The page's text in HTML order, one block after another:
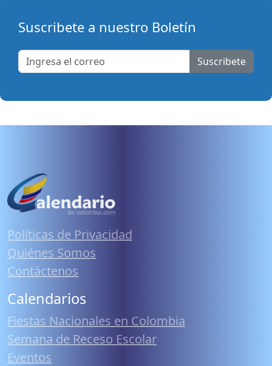
Suscribete a nuestro Boletín
Suscribete
Políticas de Privacidad
Quiénes Somos
Contáctenos
Calendarios
Fiestas Nacionales en Colombia
Semana de Receso Escolar
Eventos